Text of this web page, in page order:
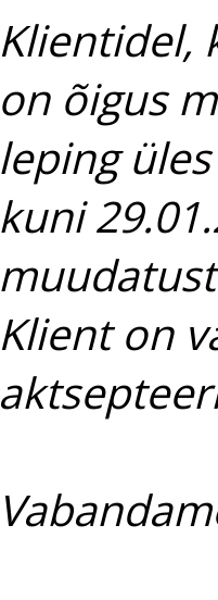
Klientidel,
on õigus
leping
kuni
Klient on